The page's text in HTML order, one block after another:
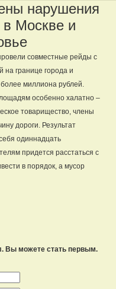
нарушения
в Москве и
совместные рейды с
на границе города и
миллиона рублей.
особенно халатно –
товарищество, члены
дороги. Результат
одиннадцать
придется расстаться с
в порядок, а мусор
Вы можете стать первым.